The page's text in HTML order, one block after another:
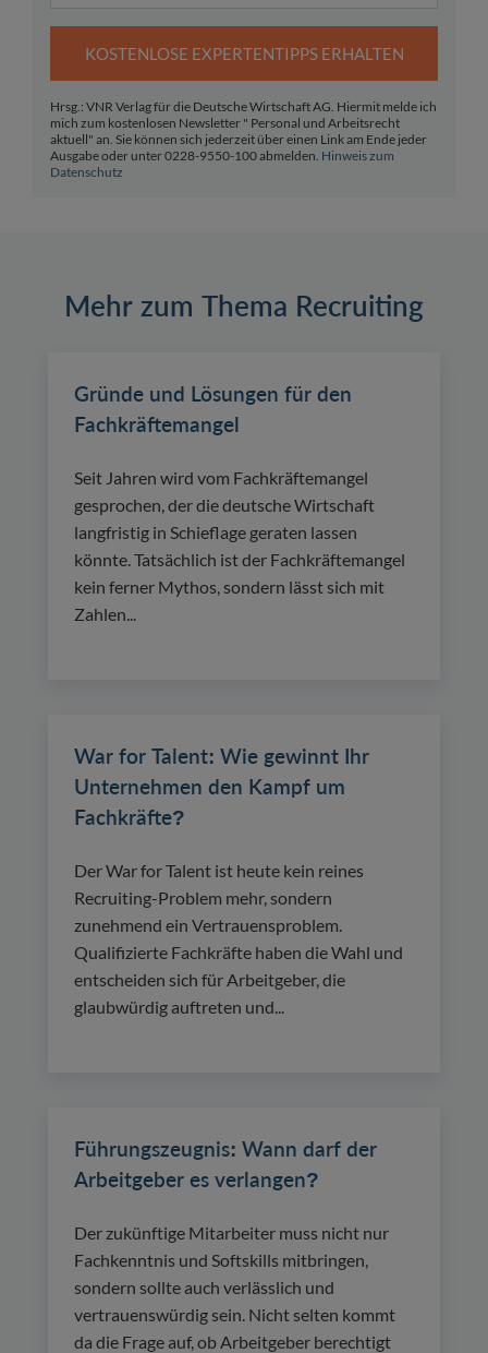
KOSTENLOSE EXPERTENTIPPS ERHALTEN
Hrsg.: VNR Verlag für die Deutsche Wirtschaft AG. Hiermit melde ich
mich zum kostenlosen Newsletter " Personal und Arbeitsrecht
aktuell" an. Sie können sich jederzeit über einen Link am Ende jeder
Ausgabe oder unter 0228-9550-100 abmelden. Hinweis zum
Datenschutz
Mehr zum Thema Recruiting
Gründe und Lösungen für den
Fachkräftemangel
Seit Jahren wird vom Fachkräftemangel
gesprochen, der die deutsche Wirtschaft
langfristig in Schieflage geraten lassen
könnte. Tatsächlich ist der Fachkräftemangel
kein ferner Mythos, sondern lässt sich mit
Zahlen...
War for Talent: Wie gewinnt Ihr
Unternehmen den Kampf um
Fachkräfte?
Der War for Talent ist heute kein reines
Recruiting-Problem mehr, sondern
zunehmend ein Vertrauensproblem.
Qualifizierte Fachkräfte haben die Wahl und
entscheiden sich für Arbeitgeber, die
glaubwürdig auftreten und...
Führungszeugnis: Wann darf der
Arbeitgeber es verlangen?
Der zukünftige Mitarbeiter muss nicht nur
Fachkenntnis und Softskills mitbringen,
sondern sollte auch verlässlich und
vertrauenswürdig sein. Nicht selten kommt
da die Frage auf, ob Arbeitgeber berechtigt